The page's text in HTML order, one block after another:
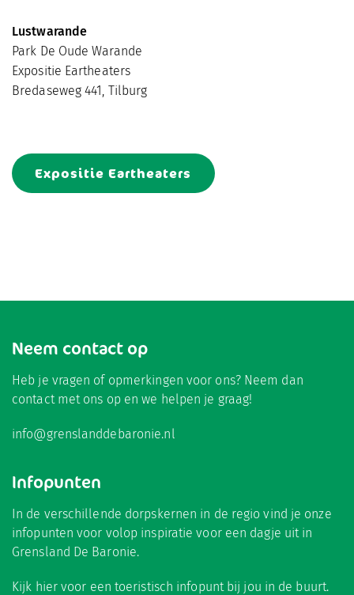
Lustwarande
Park De Oude Warande
Expositie Eartheaters
Bredaseweg 441, Tilburg
Expositie Eartheaters
Neem contact op
Heb je vragen of opmerkingen voor ons? Neem dan
contact met ons op en we helpen je graag!
info@grenslanddebaronie.nl
Infopunten
In de verschillende dorpskernen in de regio vind je onze
infopunten voor volop inspiratie voor een dagje uit in
Grensland De Baronie.
Kijk hiervoor een toeristisch infopunt bij jou in de buurt.